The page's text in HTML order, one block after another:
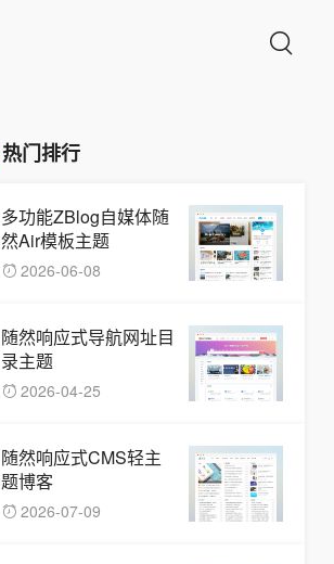
热门排行
多功能ZBlog自媒体随
然Air模板主题
2026-06-08
随然响应式导航网址目
录主题
2026-04-25
随然响应式CMS轻主
题博客
2026-07-09